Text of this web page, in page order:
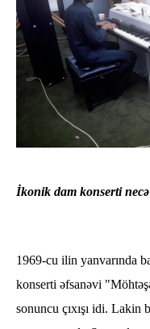
​İkonik dam konserti
1969-cu ilin yanvarında
konserti əfsanəvi
sonuncu çıxışı idi. Lakin